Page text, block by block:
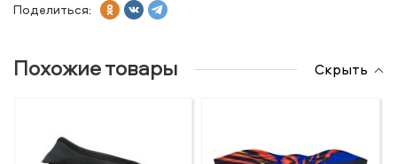
Поделиться:
Похожие товары Скрыть